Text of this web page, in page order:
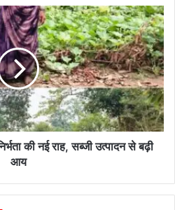
की नई राह, सब्जी उत्पादन से बढ़ी
आय